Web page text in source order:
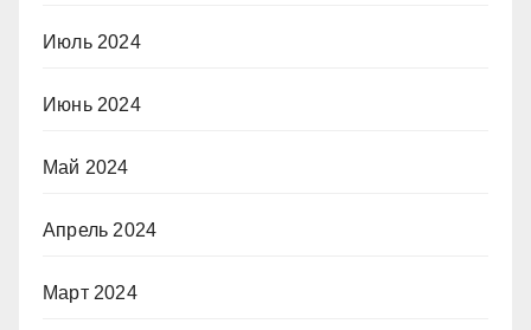
Июль 2024
Июнь 2024
Май 2024
Апрель 2024
Март 2024